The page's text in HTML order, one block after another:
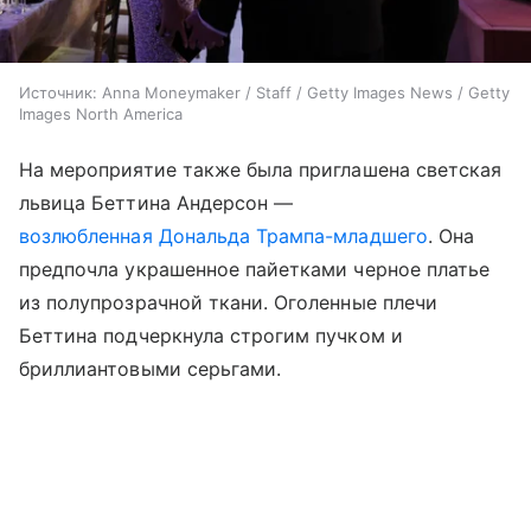
Источник: Anna Moneymaker / Staff / Getty Images News / Getty
Images North America
На мероприятие также была приглашена светская
львица Беттина Андерсон —
возлюбленная Дональда Трампа-младшего. Она
предпочла украшенное пайетками черное платье
из полупрозрачной ткани. Оголенные плечи
Беттина подчеркнула строгим пучком и
бриллиантовыми серьгами.